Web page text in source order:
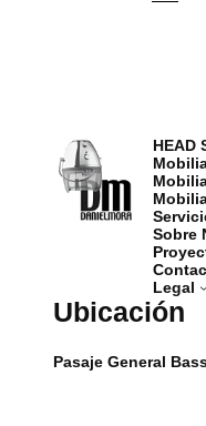
HEAD
Sobre
Legal
Ubicación
Pasaje General